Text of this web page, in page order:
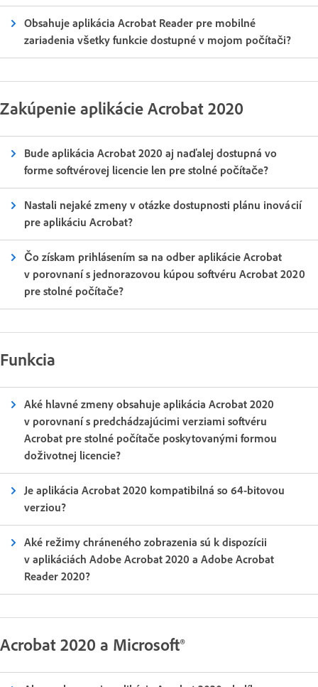
Obsahuje aplikácia Acrobat Reader pre mobilné
zariadenia všetky funkcie dostupné v mojom počítači?
Zakúpenie aplikácie Acrobat 2020
Bude aplikácia Acrobat 2020 aj naďalej dostupná vo
forme softvérovej licencie len pre stolné počítače?
Nastali nejaké zmeny v otázke dostupnosti plánu inovácií
pre aplikáciu Acrobat?
Čo získam prihlásením sa na odber aplikácie Acrobat
v porovnaní s jednorazovou kúpou softvéru Acrobat 2020
pre stolné počítače?
Funkcia
Aké hlavné zmeny obsahuje aplikácia Acrobat 2020
v porovnaní s predchádzajúcimi verziami softvéru
Acrobat pre stolné počítače poskytovanými formou
doživotnej licencie?
Je aplikácia Acrobat 2020 kompatibilná so 64-bitovou
verziou?
Aké režimy chráneného zobrazenia sú k dispozícii
v aplikáciách Adobe Acrobat 2020 a Adobe Acrobat
Reader 2020?
Acrobat 2020 a Microsoft®